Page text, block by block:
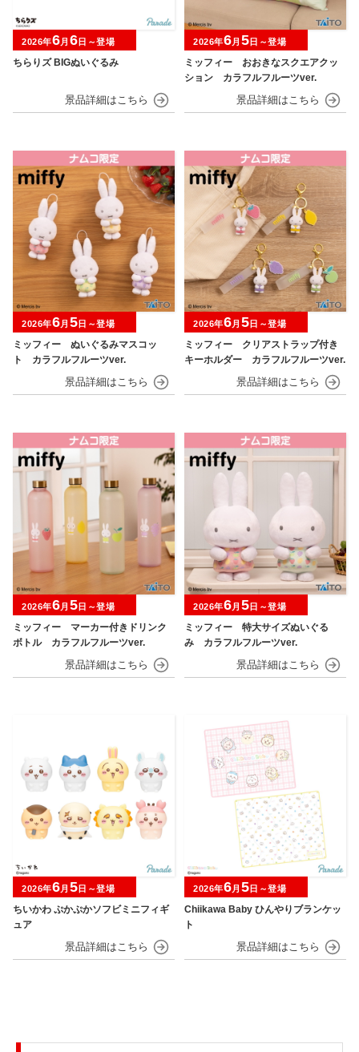
ちらりズ BIGぬいぐるみ
2026年6月 6日～登場
ミッフィー おおきなスクエアクッ
ション カラフルフルーツver.
2026年6月 5日～登場
ミッフィー ぬいぐるみマスコッ
ト カラフルフルーツver.
2026年6月 5 日～登場
ミッフィー クリアストラップ付き
キーホルダー カラフルフルーツver.
2026年6月 5 日～登場
ミッフィー マーカー付きドリンク
ボトル カラフルフルーツver.
2026年6月 5日～登場
ミッフィー 特大サイズぬいぐる
み カラフルフルーツver.
2026年6月 5日～登場
ちいかわ ぷかぷかソフビミニフィギ
ュア
2026年6月 5日～登場
Chiikawa Baby ひんやりブランケッ
ト
2026年6月 5日～登場